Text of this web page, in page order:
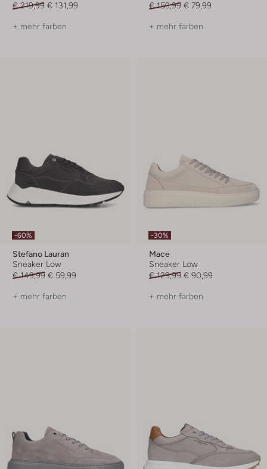
€ 219,99 € 131,99
+ mehr farben
€ 159,99 € 79,99
+ mehr farben
-60%
Stefano Lauran
Sneaker Low
€ 149,99 € 59,99
+ mehr farben
-30%
Mace
Sneaker Low
€ 129,99 € 90,99
+ mehr farben